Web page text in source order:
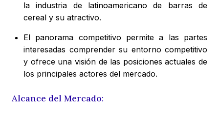
la industria de latinoamericano de barras de
cereal y su atractivo.
El panorama competitivo permite a las partes
interesadas comprender su entorno competitivo
y ofrece una visión de las posiciones actuales de
los principales actores del mercado.
Alcance del Mercado: